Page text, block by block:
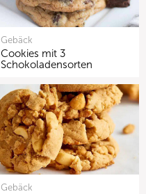
Gebäck
Cookies mit 3
Schokoladensorten
Gebäck